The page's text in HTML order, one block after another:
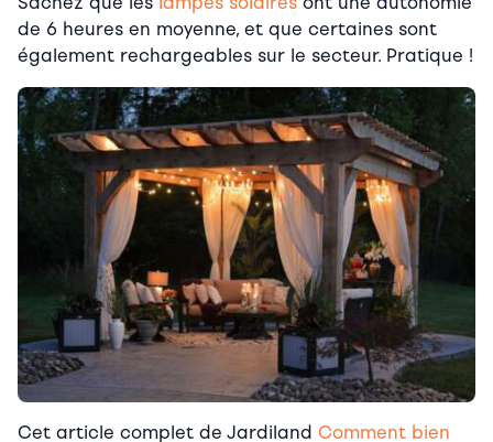
de 6 heures en moyenne, et que certaines sont
également rechargeables sur le secteur. Pratique !
Cet article complet de Jardiland Comment bien